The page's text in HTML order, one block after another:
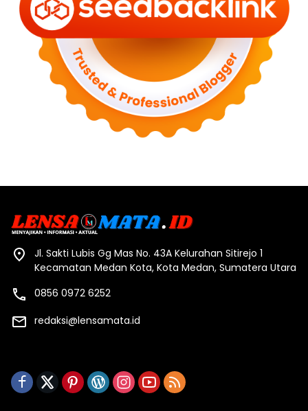
Jl. Sakti Lubis Gg Mas No. 43A Kelurahan Sitirejo 1
Kecamatan Medan Kota, Kota Medan, Sumatera Utara
0856 0972 6252
redaksi@lensamata.id